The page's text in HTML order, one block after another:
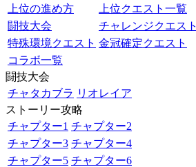
上位の進め方
上位クエスト一覧
闘技大会
チャレンジクエスト
特殊環境クエスト 金冠確定クエスト
コラボ一覧
闘技大会
チャタカブラ リオレイア
ストーリー攻略
チャプター1 チャプター2
チャプター3 チャプター4
チャプター5 チャプター6